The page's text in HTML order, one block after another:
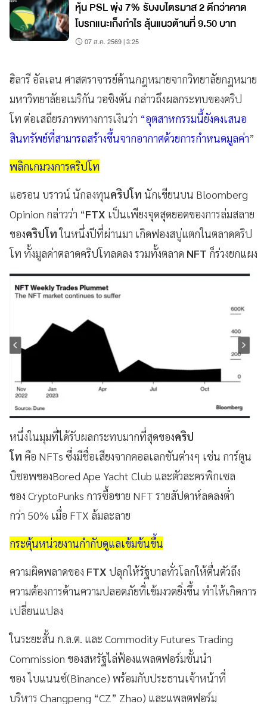
หุ้น PSL พุ่ง 7% รับงบไตรมาส 2 ดีกว่าคาด
โบรกแนะเก็งกำไร ลุ้นแนวต้านที่ 9.50 บาท
07 ส.ค. 2569 | 3:25
ฮิลารี อัลเลน ศาสตราจารย์ด้านกฎหมายจากวิทยาลัยกฎหมาย
มหาวิทยาลัยอเมริกัน วอชิงตัน กล่าวถึงผลกระทบของคริป
โท ต่อเสถียรภาพทางการเงินว่า “อุตสาหกรรมนี้ยังคงเสนอ
สินทรัพย์ที่สามารถสร้างขึ้นจากอากาศด้วยการกำหนดมูลค่า”
พลิกเกมวงการคริปโท
แอรอน บราวน์ นักลงทุนคริปโท นักเขียนบน Bloomberg
Opinion กล่าวว่า “FTX เป็นเพียงจุดสุดยอดของการล่มสลาย
ของคริปโทในหนึ่งปีที่ผ่านมา เกิดฟองสบู่แตกในตลาดคริป
โท ทั้งมูลค่าตลาดคริปโทลดลง รวมทั้งตลาด NFT ก็ร่วงยกแผง
หนึ่งในมุมที่ได้รับผลกระทบมากที่สุดของคริป
โท คือ NFTs ซึ่งมีชื่อเสียงจากคอลเลกชันต่างๆ เช่น การ์ตูน
บิชอพของBored Ape Yacht Club และตัวละครพิกเซล
ของ CryptoPunks การซื้อขาย NFT รายสัปดาห์ลดลงต่ำ
กว่า 50% เมื่อ FTX ล้มละลาย
กระตุ้นหน่วยงานกํากับดูแลเข้มข้นขึ้น
ความผิดพลาดของ FTX ปลุกให้รัฐบาลทั่วโลกให้ตื่นตัวถึง
ความต้องการด้านความปลอดภัยที่เข้มงวดยิ่งขึ้น ทำให้เกิดการ
เปลี่ยนแปลง
ในระยะสั้น ก.ล.ต. และ Commodity Futures Trading
Commission ของสหรัฐไล่ฟ้องแพลตฟอร์มชั้นนํา
ของ ไบแนนซ์(Binance) พร้อมกับประธานเจ้าหน้าที่
บริหาร Changpeng “CZ” Zhao) และแพลตฟอร์ม